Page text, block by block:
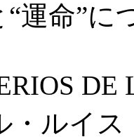
“運命”
DE
・ルイス